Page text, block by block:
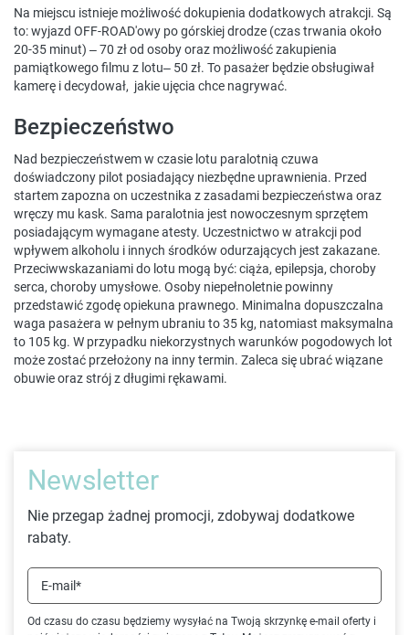
Na miejscu istnieje możliwość dokupienia dodatkowych atrakcji. Są
to: wyjazd OFF-ROAD'owy po górskiej drodze (czas trwania około
20-35 minut) – 70 zł od osoby oraz możliwość zakupienia
pamiątkowego filmu z lotu– 50 zł. To pasażer będzie obsługiwał
kamerę i decydował, jakie ujęcia chce nagrywać.
Bezpieczeństwo
Nad bezpieczeństwem w czasie lotu paralotnią czuwa
doświadczony pilot posiadający niezbędne uprawnienia. Przed
startem zapozna on uczestnika z zasadami bezpieczeństwa oraz
wręczy mu kask. Sama paralotnia jest nowoczesnym sprzętem
posiadającym wymagane atesty. Uczestnictwo w atrakcji pod
wpływem alkoholu i innych środków odurzających jest zakazane.
Przeciwwskazaniami do lotu mogą być: ciąża, epilepsja, choroby
serca, choroby umysłowe. Osoby niepełnoletnie powinny
przedstawić zgodę opiekuna prawnego. Minimalna dopuszczalna
waga pasażera w pełnym ubraniu to 35 kg, natomiast maksymalna
to 105 kg. W przypadku niekorzystnych warunków pogodowych lot
może zostać przełożony na inny termin. Zaleca się ubrać wiązane
obuwie oraz strój z długimi rękawami.
Newsletter
Nie przegap żadnej promocji, zdobywaj dodatkowe
rabaty.
Od czasu do czasu będziemy wysyłać na Twoją skrzynkę e-mail oferty i
E-mail*